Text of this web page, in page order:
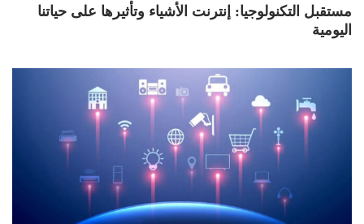
مستقبل التكنولوجيا: إنترنت الأشياء وتأثيرها على حياتنا
اليومية